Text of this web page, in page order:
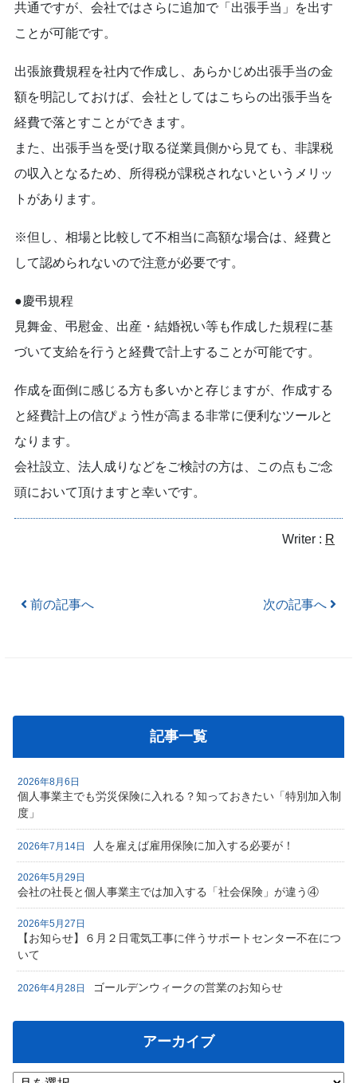
共通ですが、会社ではさらに追加で「出張手当」を出す
ことが可能です。
出張旅費規程を社内で作成し、あらかじめ出張手当の金
額を明記しておけば、会社としてはこちらの出張手当を
経費で落とすことができます。
また、出張手当を受け取る従業員側から見ても、非課税
の収入となるため、所得税が課税されないというメリッ
トがあります。
※但し、相場と比較して不相当に高額な場合は、経費と
して認められないので注意が必要です。
●慶弔規程
見舞金、弔慰金、出産・結婚祝い等も作成した規程に基
づいて支給を行うと経費で計上することが可能です。
作成を面倒に感じる方も多いかと存じますが、作成する
と経費計上の信ぴょう性が高まる非常に便利なツールと
なります。
会社設立、法人成りなどをご検討の方は、この点もご念
頭において頂けますと幸いです。
Writer : R
Post navigation
前の記事へ 次の記事へ
記事一覧
個人事業主でも労災保険に入れる？知っておきたい「特別加入制
度」
2026年8月6日
人を雇えば雇用保険に加入する必要が！
2026年7月14日
会社の社長と個人事業主では加入する「社会保険」が違う④
2026年5月29日
【お知らせ】６月２日電気工事に伴うサポートセンター不在につ
いて
2026年5月27日
ゴールデンウィークの営業のお知らせ
2026年4月28日
アーカイブ